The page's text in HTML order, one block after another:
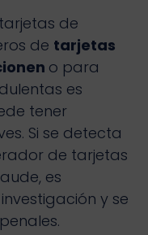
de
de tarjetas
o para
es
tener
Si se detecta
de tarjetas
es
y se